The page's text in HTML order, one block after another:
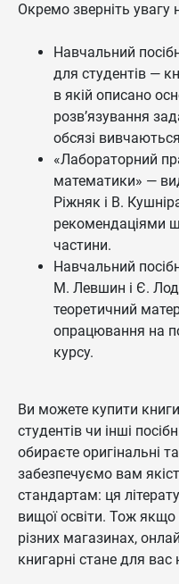
Окремо зверніть увагу
Навчальний
для студентів —
в якій описано
розв’язування
обсязі
«Лабораторний
математики» —
Ріжняк і В.
рекомендаціями
частини.
Навчальний
М. Левшин і Є.
теоретичний
опрацювання на
курсу.
Ви можете купити
студентів чи інші
обираєте оригінальні
забезпечуємо вам
стандартам: ця
вищої освіти. Тож
різних магазинах,
книгарні стане для